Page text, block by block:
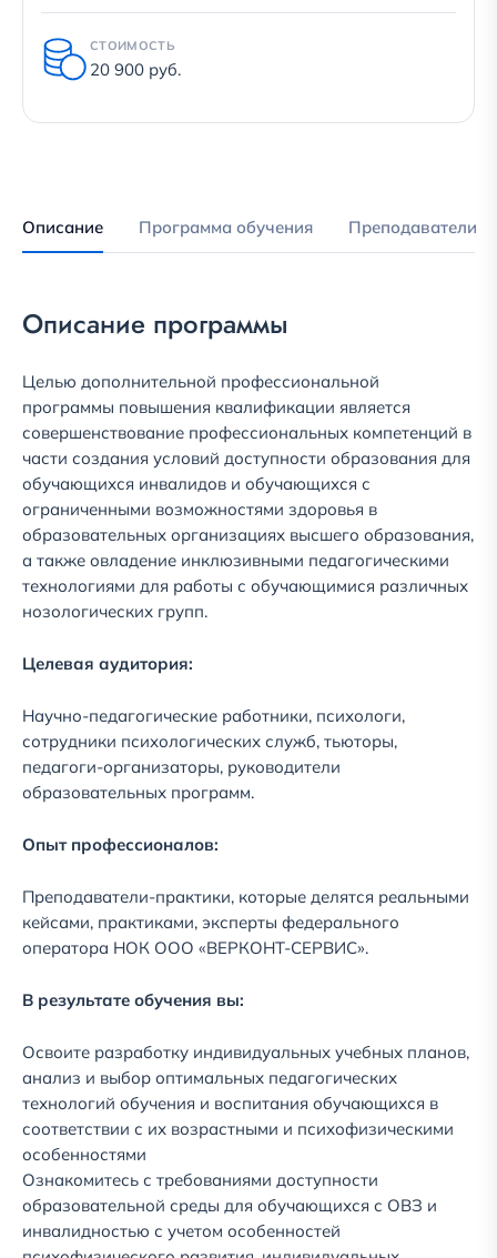
СТОИМОСТЬ
20 900 руб.
Описание Программа обучения Преподаватели
Описание программы
Целью дополнительной профессиональной
программы повышения квалификации является
совершенствование профессиональных компетенций в
части создания условий доступности образования для
обучающихся инвалидов и обучающихся с
ограниченными возможностями здоровья в
образовательных организациях высшего образования,
а также овладение инклюзивными педагогическими
технологиями для работы с обучающимися различных
нозологических групп.
Целевая аудитория:
Научно-педагогические работники, психологи,
сотрудники психологических служб, тьюторы,
педагоги-организаторы, руководители
образовательных программ.
Опыт профессионалов:
Преподаватели-практики, которые делятся реальными
кейсами, практиками, эксперты федерального
оператора НОК ООО «ВЕРКОНТ-СЕРВИС».
В результате обучения вы:
Освоите разработку индивидуальных учебных планов,
анализ и выбор оптимальных педагогических
технологий обучения и воспитания обучающихся в
соответствии с их возрастными и психофизическими
особенностями
Ознакомитесь с требованиями доступности
образовательной среды для обучающихся с ОВЗ и
инвалидностью с учетом особенностей